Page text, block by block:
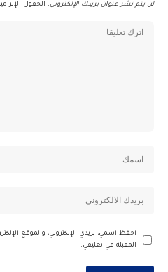
لن يتم نشر عنوان بريدك الإلكتروني. الحقول
احفظ اسمي، بريدي الإلكتروني، والموقع
المقبلة في تعليقي.